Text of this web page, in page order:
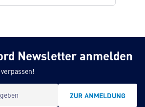
Newsletter anmelden
ZUR ANMELDUNG